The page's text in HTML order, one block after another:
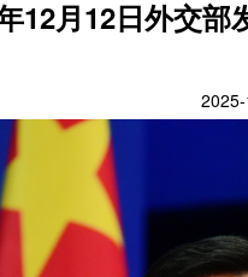
12月12日外交部